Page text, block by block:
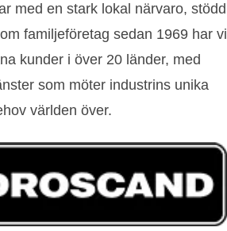
med en stark lokal närvaro, stödd
familjeföretag sedan 1969 har vi
kunder i över 20 länder, med
som möter industrins unika
världen över.